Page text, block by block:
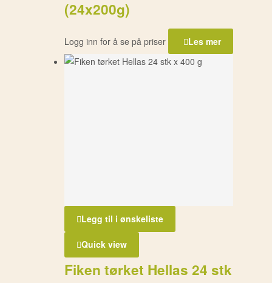
(24x200g)
Logg inn for å se på priser Les mer
Legg til i ønskeliste
Quick view
Fiken tørket Hellas 24 stk